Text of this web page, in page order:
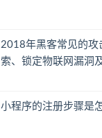
2018年黑客常见的攻
索、锁定物联网漏洞
小程序的注册步骤是